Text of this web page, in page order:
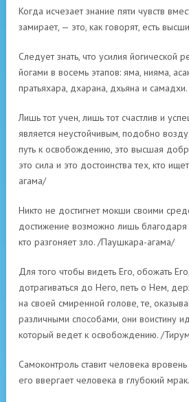
Когда исчезает знание пяти чувств
замирает, — это, как говорят, есть
Следует знать, что усилия йогической
йогами в восемь этапов: яма, нияма,
пратьяхара, дхарана, дхьяна и
Лишь тот учен, лишь тот счастлив и
является неустойчивым, подобно
путь к освобождению, это высшая
это сила и это достоинства тех, кто
агама/
Никто не достигнет мокши своими
достижение возможно лишь благодаря
кто разгоняет зло. /Паушкара-агама/
Для того чтобы видеть Его, обожать
дотрагиваться до Него, петь о Нем,
на своей смиренной голове, те,
различными способами, они воистину
который ведет к освобождению. /
Самоконтроль ставит человека вровень
его ввергает человека в глубокий